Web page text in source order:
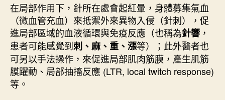
典
針
灸
〉
中
在局部作用下，針所在處會起紅暈，身體募集氣血
（微血管充血）來抵禦外來異物入侵（針刺），促
進局部區域的血液循環與免疫反應（也稱為針響 ，
患者可能感覺到刺、麻、重、漲等）；此外醫者也
可另以手法操作，來促進局部肌肉筋膜，產生肌筋
膜躍動、局部抽搐反應 (LTR, local twitch response)
等。